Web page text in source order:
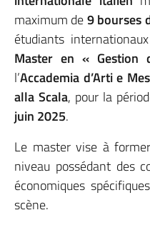
maximum de9 bourses
étudiants
Master en « Gestion
l’Accademia d’Arti e
alla Scala, pour la
juin 2025.
Le master vise à
niveau possédant des
économiques
scène.